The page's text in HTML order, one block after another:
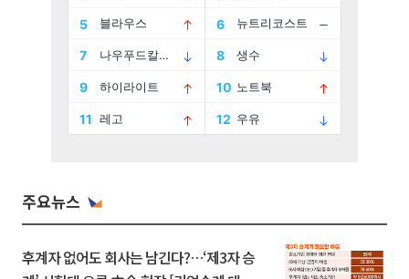
주요뉴스
후계자 없어도 회사는 남긴다?…‘제3자 승